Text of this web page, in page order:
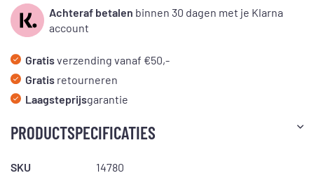
Achteraf betalen binnen 30 dagen met je Klarna
account
Gratisverzending vanaf €50,-
Gratis retourneren
Laagsteprijsgarantie
PRODUCTSPECIFICATIES
SKU 14780